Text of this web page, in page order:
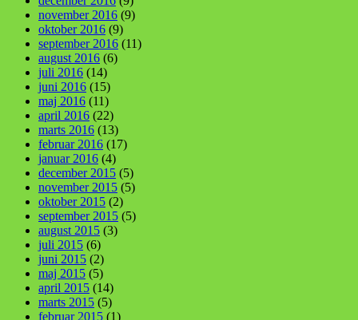
november 2016 (9)
oktober 2016 (9)
september 2016 (11)
august 2016 (6)
juli 2016 (14)
juni 2016 (15)
maj 2016 (11)
april 2016 (22)
marts 2016 (13)
februar 2016 (17)
januar 2016 (4)
december 2015 (5)
november 2015 (5)
oktober 2015 (2)
september 2015 (5)
august 2015 (3)
juli 2015 (6)
juni 2015 (2)
maj 2015 (5)
april 2015 (14)
marts 2015 (5)
februar 2015 (1)